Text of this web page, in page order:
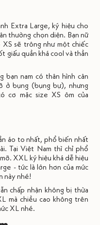
Extra Large, ký hiệu cho
thường chọn diện. Bạn nữ
sẽ trông như một chiếc
giấu quần khá cool và thần
bạn nam có thân hình cân
ở bụng (bụng bự), nhưng
cơ mặc size XS ôm của
áo to nhất, phổ biến nhất
Tại Việt Nam thì chỉ phổ
XXL ký hiệu khá dễ hiệu
- tức là lớn hơn của mức
này nhé!
chấp nhận không bị thừa
mà chiều cao không trên
XL nhé.